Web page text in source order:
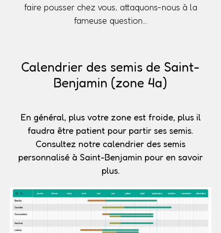
faire pousser chez vous, attaquons-nous à la
fameuse question...
Calendrier des semis de Saint-
Benjamin (zone 4a)
En général, plus votre zone est froide, plus il
faudra être patient pour partir ses semis.
Consultez notre calendrier des semis
personnalisé à Saint-Benjamin pour en savoir
plus.